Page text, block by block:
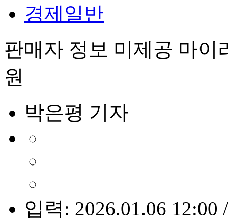
경제일반
판매자 정보 미제공 마
원
박은평 기자
입력: 2026.01.06 12:00